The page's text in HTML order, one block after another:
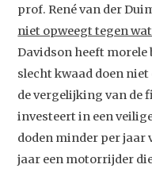
prof. René van der
niet opweegt tegen
Davidson heeft morele
slecht kwaad doen
de vergelijking van de
investeert in een
doden minder per jaar
jaar een motorrijder